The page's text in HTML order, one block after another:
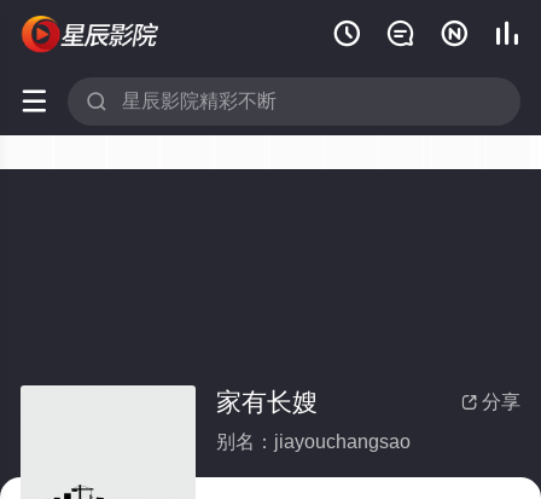
   
 
 分享
家有长嫂
别名：jiayouchangsao